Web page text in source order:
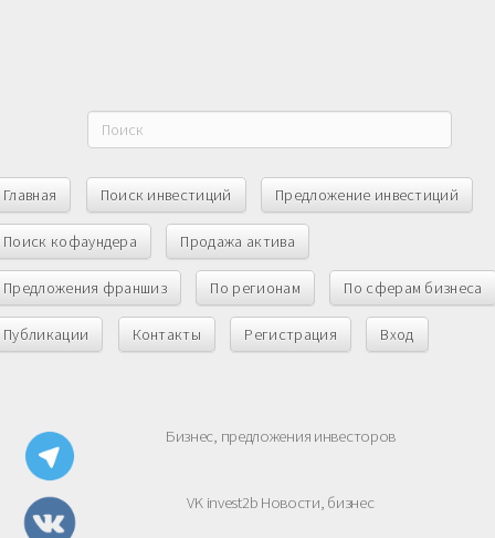
Главная Поиск инвестиций Предложение инвестиций
Поиск кофаундера Продажа актива
Предложения франшиз По регионам По сферам бизнеса
Публикации Контакты Регистрация Вход
Бизнес, предложения инвесторов
VK invest2b Новости, бизнес